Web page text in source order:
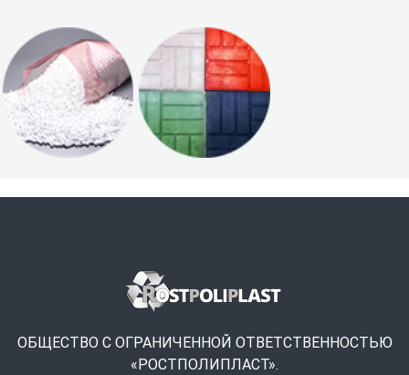
ОБЩЕСТВО С ОГРАНИЧЕННОЙ ОТВЕТСТВЕННОСТЬЮ
«РОСТПОЛИПЛАСТ».